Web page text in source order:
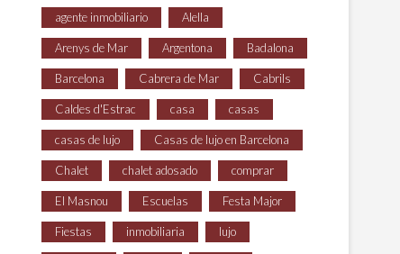
agente inmobiliario Alella
Arenys de Mar Argentona Badalona
Barcelona Cabrera de Mar Cabrils
Caldes d'Estrac casa casas
casas de lujo Casas de lujo en Barcelona
Chalet chalet adosado comprar
El Masnou Escuelas Festa Major
Fiestas inmobiliaria lujo